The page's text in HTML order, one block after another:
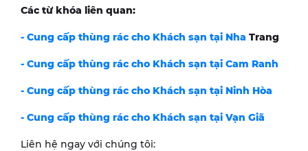
Các từ khóa liên quan:
- Cung cấp thùng rác cho Khách sạn tại Nha Trang
- Cung cấp thùng rác cho Khách sạn tại Cam Ranh
- Cung cấp thùng rác cho Khách sạn tại Ninh Hòa
- Cung cấp thùng rác cho Khách sạn tại Vạn Giã
Liên hệ ngay với chúng tôi: